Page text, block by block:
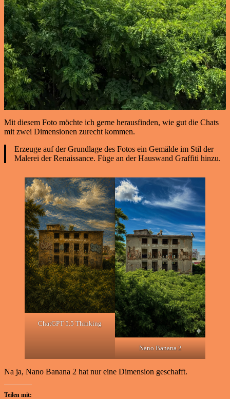
Mit diesem Foto möchte ich gerne herausfinden, wie gut die Chats
mit zwei Dimensionen zurecht kommen.
Erzeuge auf der Grundlage des Fotos ein Gemälde im Stil der
Malerei der Renaissance. Füge an der Hauswand Graffiti hinzu.
ChatGPT 5.5 Thinking
Nano Banana 2
Na ja, Nano Banana 2 hat nur eine Dimension geschafft.
Teilen mit: